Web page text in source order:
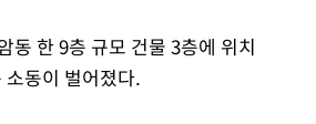
동 한 9층 규모 건물 3층에 위치
동이 벌어졌다.
4